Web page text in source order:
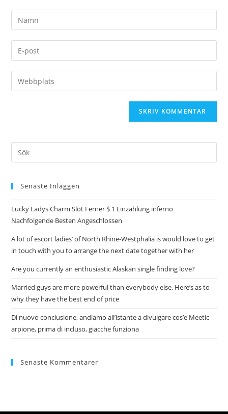
Senaste Inläggen
Lucky Ladys Charm Slot Ferner $ 1 Einzahlung inferno
Nachfolgende Besten Angeschlossen
A lot of escort ladies’ of North Rhine-Westphalia is would love to get
in touch with you to arrange the next date together with her
Are you currently an enthusiastic Alaskan single finding love?
Married guys are more powerful than everybody else. Here’s as to
why they have the best end of price
Di nuovo conclusione, andiamo all’istante a divulgare cos’e Meetic
arpione, prima di incluso, giacche funziona
Senaste Kommentarer